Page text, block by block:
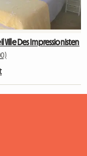
Ville Des Impressionisten